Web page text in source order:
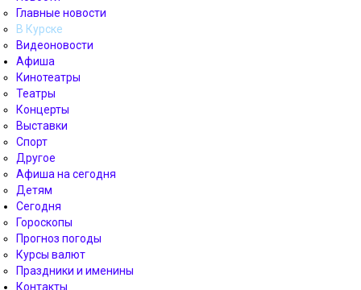
Главные новости
В Курске
Видеоновости
Афиша
Кинотеатры
Театры
Концерты
Выставки
Спорт
Другое
Афиша на сегодня
Детям
Сегодня
Гороскопы
Прогноз погоды
Курсы валют
Праздники и именины
Контакты